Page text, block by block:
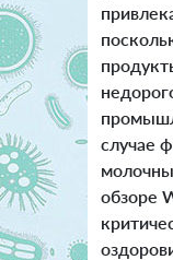
случае
обзоре